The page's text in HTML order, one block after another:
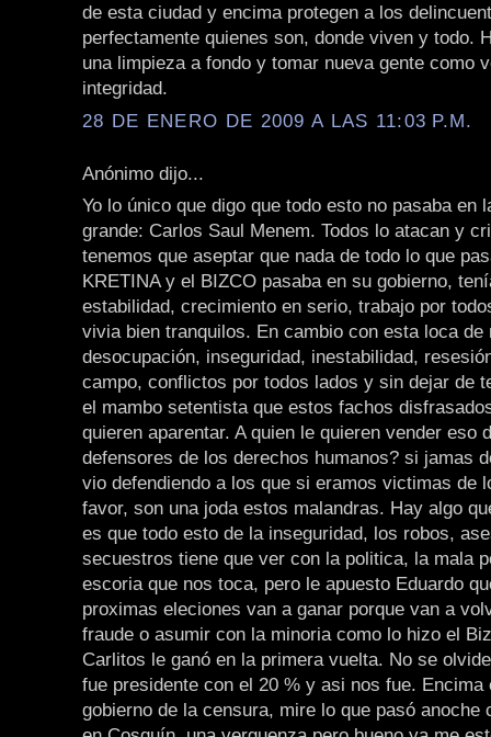
de esta ciudad y encima protegen a los
perfectamente quienes son, donde viven y todo.
una limpieza a fondo y tomar nueva gente como
integridad.
28 DE ENERO DE 2009 A LAS 11:03 P.M.
Anónimo dijo...
Yo lo único que digo que todo esto no pasaba en
grande: Carlos Saul Menem. Todos lo atacan y
tenemos que aseptar que nada de todo lo que
KRETINA y el BIZCO pasaba en su gobierno,
estabilidad, crecimiento en serio, trabajo por
vivia bien tranquilos. En cambio con esta loca de
desocupación, inseguridad, inestabilidad,
campo, conflictos por todos lados y sin dejar de
el mambo setentista que estos fachos
quieren aparentar. A quien le quieren vender eso
defensores de los derechos humanos? si jamas
vio defendiendo a los que si eramos victimas de
favor, son una joda estos malandras. Hay algo
es que todo esto de la inseguridad, los robos,
secuestros tiene que ver con la politica, la mala
escoria que nos toca, pero le apuesto Eduardo
proximas eleciones van a ganar porque van a
fraude o asumir con la minoria como lo hizo el
Carlitos le ganó en la primera vuelta. No se
fue presidente con el 20 % y asi nos fue. Encima
gobierno de la censura, mire lo que pasó anoche